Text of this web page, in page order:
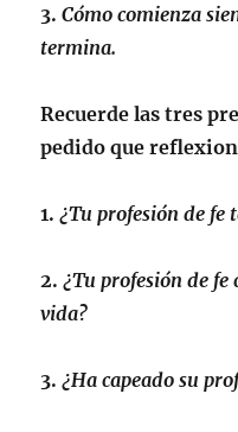
3.Cómo comienza
termina.
Recuerde las tres
pedido que
1.¿Tu profesión de fe
2.¿Tu profesión de
vida?
3.¿Ha capeado su